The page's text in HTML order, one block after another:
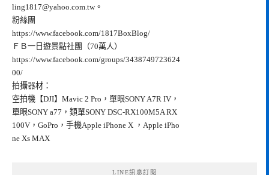
ling1817@yahoo.com.tw。
粉絲團
https://www.facebook.com/1817BoxBlog/
ＦＢ一日遊景點社團（70萬人）
https://www.facebook.com/groups/3438749723624
00/
拍攝器材：
空拍機【DJI】Mavic 2 Pro，單眼SONY A7R IV，
單眼SONY a77，類單SONY DSC-RX100M5A RX
100V，GoPro，手機Apple iPhone X ，Apple iPho
ne Xs MAX
LINE訊息訂閱